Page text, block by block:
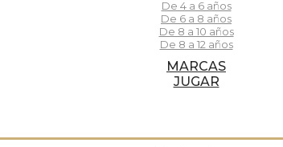
De 4 a 6 años
De 6 a 8 años
De 8 a 10 años
De 8 a 12 años
MARCAS
JUGAR